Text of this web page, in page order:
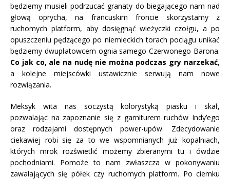
będziemy musieli podrzucać granaty do biegającego nam nad
głową oprycha, na francuskim froncie skorzystamy z
ruchomych platform, aby dosięgnąć wieżyczki czołgu, a po
opuszczeniu pędzącego po niemieckich torach pociągu unikać
będziemy dwupłatowcem ognia samego Czerwonego Barona.
Co jak co, ale na nudę nie można podczas gry narzekać,
a kolejne miejscówki ustawicznie serwują nam nowe
rozwiązania.
Meksyk wita nas soczystą kolorystyką piasku i skał,
pozwalając na zapoznanie się z garniturem ruchów Indy’ego
oraz rodzajami dostępnych power-upów. Zdecydowanie
ciekawiej robi się za to we wspomnianych już kopalniach,
których mrok rozświetlić możemy zbieranymi tu i ówdzie
pochodniami. Pomoże to nam zwłaszcza w pokonywaniu
zawalających się półek czy ruchomych platform. Po ciemku